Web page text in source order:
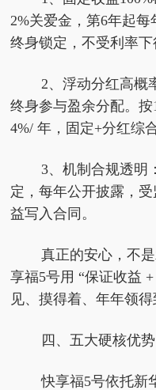
2%关爱金，第6年起每
终身锁定，不受利率下
2、浮动分红高概
终身参与盈余分配。
4%/ 年，固定+分红综
3、机制合规透明
定，每年公开披露，
益写入合同。
真正的安心，不
享福5号用 “保证收益
见、摸得着、年年领得
四、 五大硬核优
快享福5号依托新